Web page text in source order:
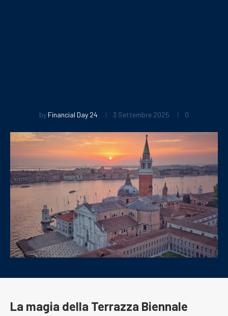
by Financial Day 24 3 Settembre 2025 0
La magia della Terrazza Biennale